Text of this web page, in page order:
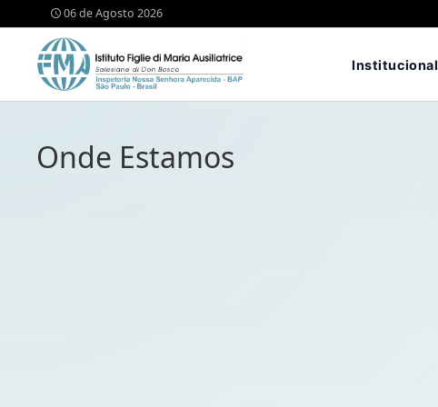
06 de Agosto 2026
Institucional
Onde Estamos